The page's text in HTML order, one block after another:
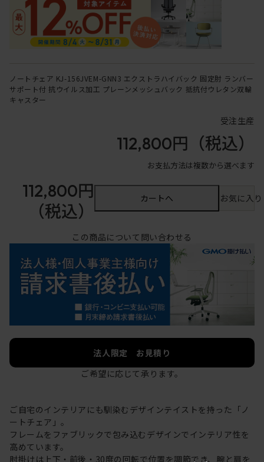
ノートチェア KJ-156JVEM-GNN3 エクストラハイバック 固定肘 ランバー
サポート付 抗ウイルス加工 プレーンメッシュバック 抵抗付ウレタン双輪
キャスター
受注生産
112,800円 （税込）
お支払方法は複数から選べます
112,800円
（税込）
カートへ お気に入
この商品について問い合わせる
法人限定 お見積り
ご希望に応じて承ります。
ご自宅のインテリアにも馴染むデザインテイストを持った「ノ
ートチェア」。
フレームをファブリックで包み込むデザインでインテリア性を
高めています。
肘掛けは上下・前後・30度の回転で位置を調節でき、腕と肩を